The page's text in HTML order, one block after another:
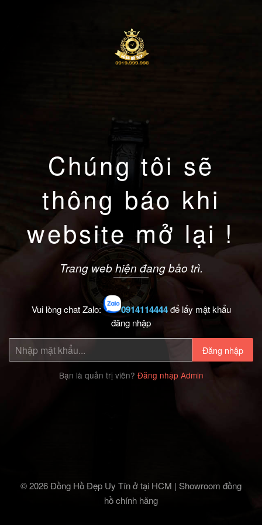
Chúng tôi sẽ
thông báo khi
website mở lại !
Trang web hiện đang bảo trì.
Vui lòng chat Zalo: 0914114444để lấy mật khẩu
đăng nhập
Đăng nhập
Bạn là quản trị viên? Đăng nhập Admin
© 2026 Đồng Hồ Đẹp Uy Tín ở tại HCM | Showroom đồng
hồ chính hãng‎